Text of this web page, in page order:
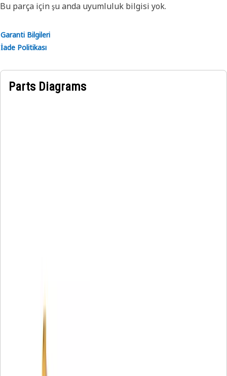
Bu parça için şu anda uyumluluk bilgisi yok.
Garanti Bilgileri
İade Politikası
Parts Diagrams